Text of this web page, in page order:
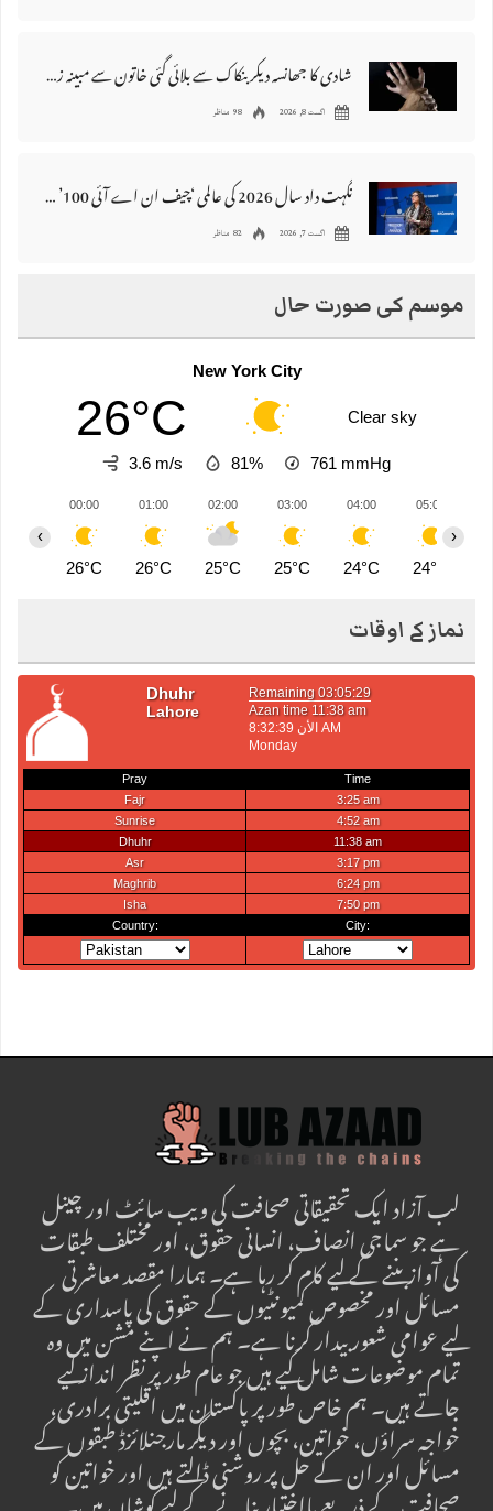
شادی کا جھانسہ دیکر بنکاک سے بلائی گئی خاتون سے مبینہ زیادتی، ملزم گرفتار
اگست 8, 2026 98 مناظر
نگہت داد سال 2026 کی عالمی ‘چیف ان اے آئی 100’ فہرست میں شامل
اگست 7, 2026 82 مناظر
موسم کی صورت حال
New York City
26°C Clear sky
3.6 m/s 81% 761 mmHg
00:00
26°C
01:00
26°C
02:00
25°C
03:00
25°C
04:00
24°C
05:00
24°C
‹ ›
نماز کے اوقات
لب آزاد ایک تحقیقاتی صحافت کی ویب سائٹ اور چینل
ہے جو سماجی انصاف، انسانی حقوق، اور مختلف طبقات
کی آواز بننے کے لیے کام کر رہا ہے۔ ہمارا مقصد معاشرتی
مسائل اور مخصوص کمیونٹیوں کے حقوق کی پاسداری کے
لیے عوامی شعور بیدار کرنا ہے۔ ہم نے اپنے مشن میں وہ
تمام موضوعات شامل کیے ہیں جو عام طور پر نظر انداز کیے
جاتے ہیں۔ ہم خاص طور پر پاکستان میں اقلیتی برادری،
خواجہ سراؤں، خواتین، بچوں اور دیگر مارجنلائزڈ طبقوں کے
مسائل اور ان کے حل پر روشنی ڈالتے ہیں اور خواتین کو